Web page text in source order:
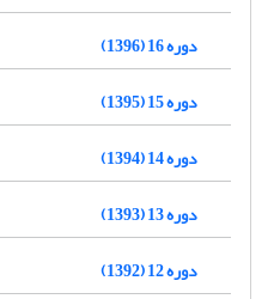
دوره 16 (1396)
دوره 15 (1395)
دوره 14 (1394)
دوره 13 (1393)
دوره 12 (1392)